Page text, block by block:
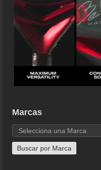
Marcas